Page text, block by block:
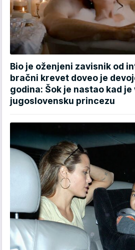
Bio je oženjeni zavisnik od
bračni krevet doveo je
godina: Šok je nastao kad je
jugoslovensku princezu